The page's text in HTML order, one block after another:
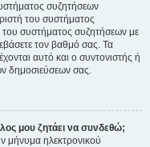
συζητήσεων
του συστήματος
συστήματος συζητήσεων με
τον βαθμό σας. Τα
αυτό και ο συντονιστής ή
δημοσιεύσεων σας.
μου ζητάει να συνδεθώ;
μήνυμα ηλεκτρονικού